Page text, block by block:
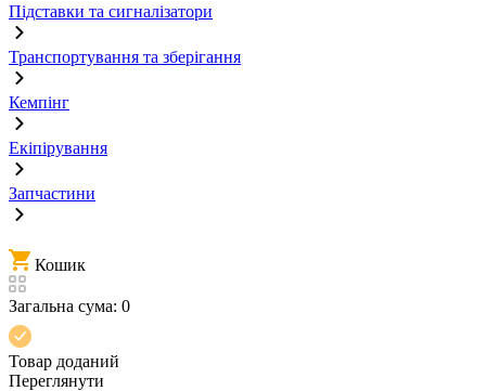
Підставки та сигналізатори
Транспортування та зберігання
Кемпінг
Екіпірування
Запчастини
Кошик
Загальна сума: 0
Товар доданий
Переглянути